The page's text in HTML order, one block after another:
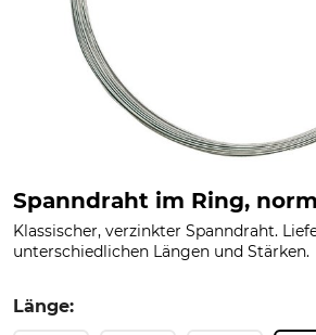
Spanndraht im Ring,
Klassischer, verzinkter Spanndraht.
unterschiedlichen Längen und Stärken.
Länge: